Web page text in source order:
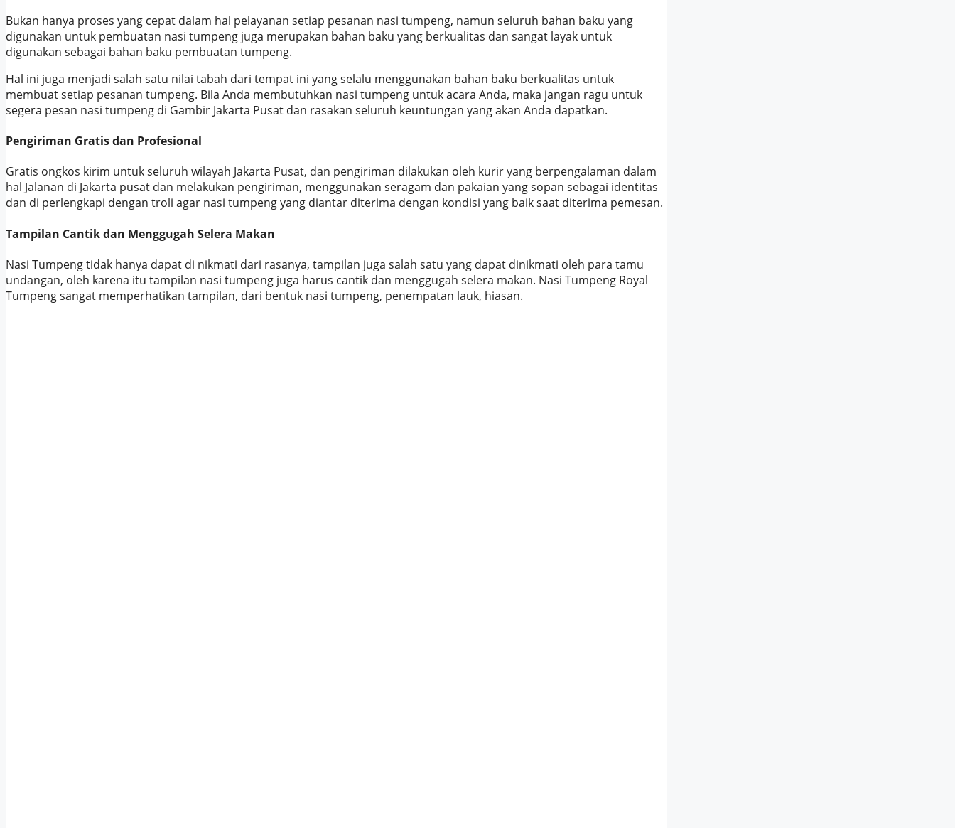
Bukan hanya proses yang cepat dalam hal pelayanan setiap pesanan nasi tumpeng, namun seluruh bahan baku yang
digunakan untuk pembuatan nasi tumpeng juga merupakan bahan baku yang berkualitas dan sangat layak untuk
digunakan sebagai bahan baku pembuatan tumpeng.
Hal ini juga menjadi salah satu nilai tabah dari tempat ini yang selalu menggunakan bahan baku berkualitas untuk
membuat setiap pesanan tumpeng. Bila Anda membutuhkan nasi tumpeng untuk acara Anda, maka jangan ragu untuk
segera pesan nasi tumpeng di Gambir Jakarta Pusat dan rasakan seluruh keuntungan yang akan Anda dapatkan.
Pengiriman Gratis dan Profesional
Gratis ongkos kirim untuk seluruh wilayah Jakarta Pusat, dan pengiriman dilakukan oleh kurir yang berpengalaman dalam
hal Jalanan di Jakarta pusat dan melakukan pengiriman, menggunakan seragam dan pakaian yang sopan sebagai identitas
dan di perlengkapi dengan troli agar nasi tumpeng yang diantar diterima dengan kondisi yang baik saat diterima pemesan.
Tampilan Cantik dan Menggugah Selera Makan
Nasi Tumpeng tidak hanya dapat di nikmati dari rasanya, tampilan juga salah satu yang dapat dinikmati oleh para tamu
undangan, oleh karena itu tampilan nasi tumpeng juga harus cantik dan menggugah selera makan. Nasi Tumpeng Royal
Tumpeng sangat memperhatikan tampilan, dari bentuk nasi tumpeng, penempatan lauk, hiasan.